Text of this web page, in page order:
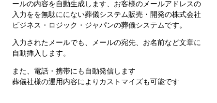
ールの内容を自動生成します、お客様のメールアドレスの
入力をを無駄ににない葬儀システム販売・開発の株式会社
ビジネス・ロジック・ジャパンの葬儀システムです。
入力されたメールでも、メールの宛先、お名前など文章に
自動挿入します。
また、電話・携帯にも自動発信します
葬儀社様の運用内容によりカストマイズも可能です